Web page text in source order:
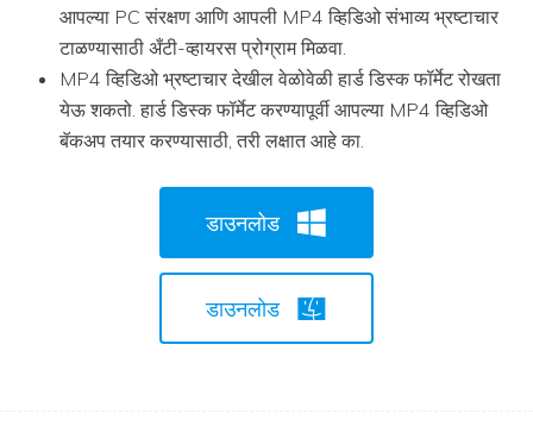
आपल्या PC संरक्षण आणि आपली MP4 व्हिडिओ संभाव्य भ्रष्टाचार
टाळण्यासाठी अँटी-व्हायरस प्रोग्राम मिळवा.
MP4 व्हिडिओ भ्रष्टाचार देखील वेळोवेळी हार्ड डिस्क फॉर्मेट रोखता
येऊ शकतो. हार्ड डिस्क फॉर्मेट करण्यापूर्वी आपल्या MP4 व्हिडिओ
बॅकअप तयार करण्यासाठी, तरी लक्षात आहे का.
डाउनलोड
डाउनलोड